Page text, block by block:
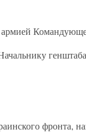
фронта,